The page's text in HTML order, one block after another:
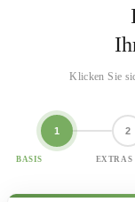
Klicken Sie
1 2
BASIS EXTRAS